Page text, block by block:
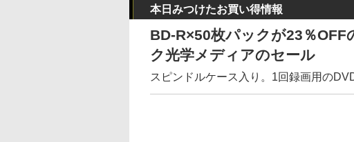
本日みつけたお買い得情報
BD-R×50枚パックが23％
ク光学メディアのセール
スピンドルケース入り。1回録画用の